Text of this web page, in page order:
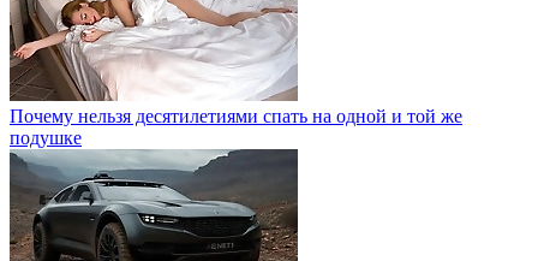
Почему нельзя десятилетиями спать на одной и той же
подушке